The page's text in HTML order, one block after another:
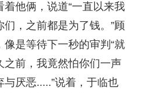
他俩，说道“一直以来我
，之前都是为了钱。”顾
是等待下一秒的审判“就
之前，我竟然怕你们一声
厌恶.....”说着，于临也